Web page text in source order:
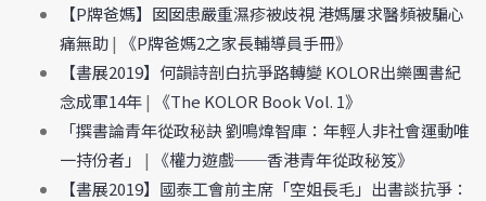
【P牌爸媽】囡囡患嚴重濕疹被歧視 港媽屢求醫頻被騙心
痛無助|
《P牌爸媽2之家長輔導員手冊》
【書展2019】何韻詩剖白抗爭路轉變 KOLOR出樂團書紀
念成軍14年|
《The KOLOR Book Vol. 1》
「撰書論青年從政秘訣 劉鳴煒智庫：年輕人非社會運動唯
一持份者」
|
《權力遊戲──香港青年從政秘笈》
【書展2019】國泰工會前主席「空姐長毛」出書談抗爭：